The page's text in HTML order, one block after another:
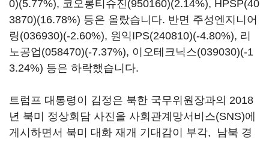
0)(5.77%), 코오롱티슈진(950160)(2.14%), HPSP(40
3870)(16.78%) 등은 올랐습니다. 반면 주성엔지니어
링(036930)(-2.60%), 원익IPS(240810)(-4.80%), 리
노공업(058470)(-7.37%), 이오테크닉스(039030)(-1
3.24%) 등은 하락했습니다.
트럼프 대통령이 김정은 북한 국무위원장과의 2018
년 북미 정상회담 사진을 사회관계망서비스(SNS)에
게시하면서 북미 대화 재개 기대감이 부각, 남북 경